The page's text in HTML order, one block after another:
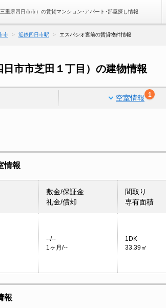
重県四日市市）の賃貸マンション･アパート･部屋探し情報
市 近鉄四日市駅 エスパシオ宮前の賃貸物件情報
市市芝田１丁目）の建物情報
空室情報 1
情報
敷金/保証金
礼金/償却
間取り
専有面積
--/--
1ヶ月/--
1DK
33.39㎡
報